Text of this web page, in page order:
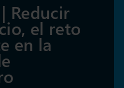
Reducir
el reto
en la